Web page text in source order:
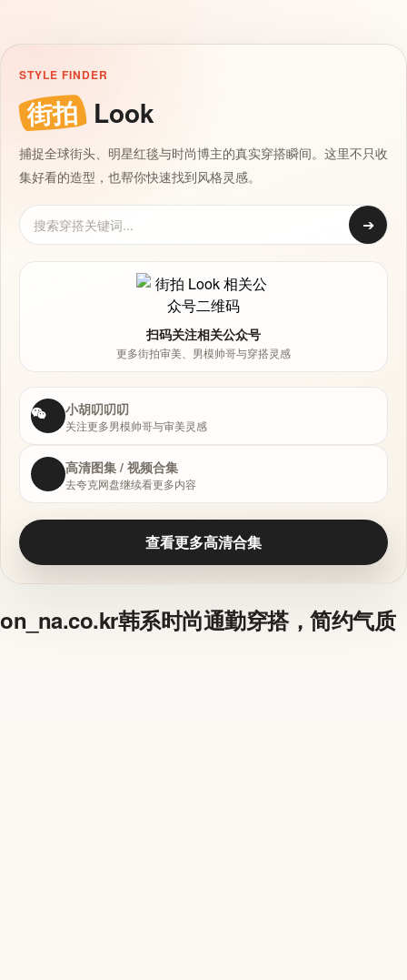
STYLE FINDER
街拍 Look
捕捉全球街头、明星红毯与时尚博主的真实穿搭瞬间。这里不只收
集好看的造型，也帮你快速找到风格灵感。
➔
扫码关注相关公众号
更多街拍审美、男模帅哥与穿搭灵感
小胡叨叨叨
关注更多男模帅哥与审美灵感
高清图集 / 视频合集
去夸克网盘继续看更多内容
查看更多高清合集
on_na.co.kr韩系时尚通勤穿搭，简约气质